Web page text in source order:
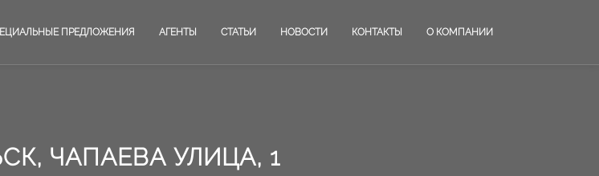
ПРЕДЛОЖЕНИЯ АГЕНТЫ СТАТЬИ НОВОСТИ КОНТАКТЫ О КОМПАНИИ
ЧАПАЕВА УЛИЦА, 1